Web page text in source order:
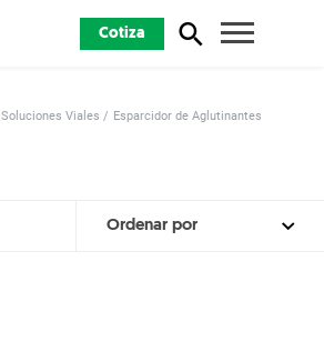
Cotiza
Soluciones Viales Esparcidor de Aglutinantes